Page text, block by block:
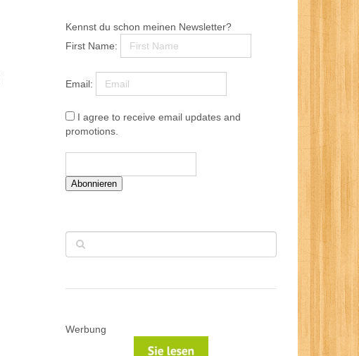
Kennst du schon meinen Newsletter?
First Name:
Email:
I agree to receive email updates and
promotions.
Abonnieren
Werbung